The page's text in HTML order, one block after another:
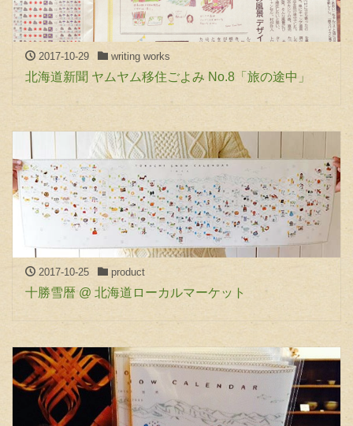
2017-10-29 writing works
北海道新聞 ヤムヤム移住ごよみ No.8「旅の途中」
2017-10-25 product
十勝雪暦 @ 北海道ローカルマーケット